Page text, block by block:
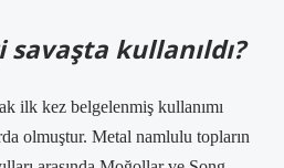
kullanıldı?
ilk kez belgelenmiş kullanımı
olmuştur. Metal namlulu topların